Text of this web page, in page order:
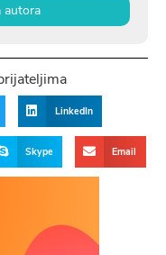
autora
LinkedIn
Skype Email